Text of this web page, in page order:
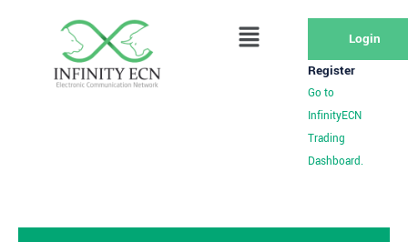
Login
Register
Go to
InfinityECN
Trading
Dashboard.